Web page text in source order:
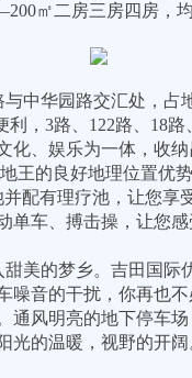
200㎡二房三房四房，
中华园路交汇处，占
利， 3路、 122路、 18路
化、娱乐为一体，收
王的良好地理位置优势
配有理疗池，让您享
单车、搏击操，让您感
美的梦乡。吉田国际
噪音的干扰，你再也
通风明亮的地下停车
光的温暖，视野的开阔